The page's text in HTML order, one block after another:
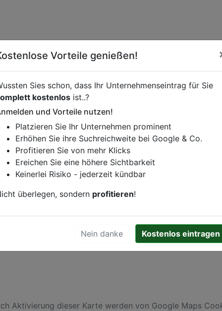
vornehmen, klicken Sie den folgenden Link.
oder andere relevante Informationen hinzufügen?
Gerne erweitern wir Ihren Firmeneintrag um
Ihren Wettbewerbern abheben.
im Breisgau
Aktivierung dieser Karte werden von Google Maps
Vorteile genießen!
Sies schon, dass Ihr Unternehmenseintrag für Sie
kostenlos ist..?
und Vorteile nutzen!
Platzieren Sie Ihr Unternehmen prominent
Erhöhen Sie ihre Suchreichweite bei Google & Co.
Profitieren Sie von mehr Klicks
Ereichen Sie eine höhere Sichtbarkeit
Keinerlei Risiko - jederzeit kündbar
überlegen, sondern profitieren!
Nein danke Kostenlos eintragen